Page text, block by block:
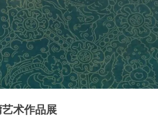
术作品展